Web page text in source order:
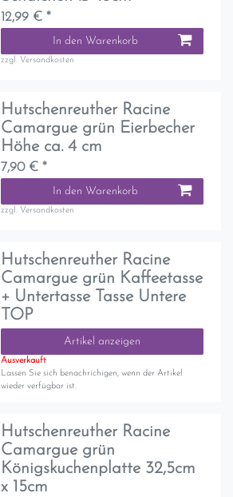
12,99 € *
In den Warenkorb
zzgl. Versandkosten
Hutschenreuther Racine
Camargue grün Eierbecher
Höhe ca. 4 cm
7,90 € *
In den Warenkorb
zzgl. Versandkosten
Hutschenreuther Racine
Camargue grün Kaffeetasse
+ Untertasse Tasse Untere
TOP
Artikel anzeigen
Ausverkauft
Lassen Sie sich benachrichigen, wenn der Artikel
wieder verfügbar ist.
Hutschenreuther Racine
Camargue grün
Königskuchenplatte 32,5cm
x 15cm